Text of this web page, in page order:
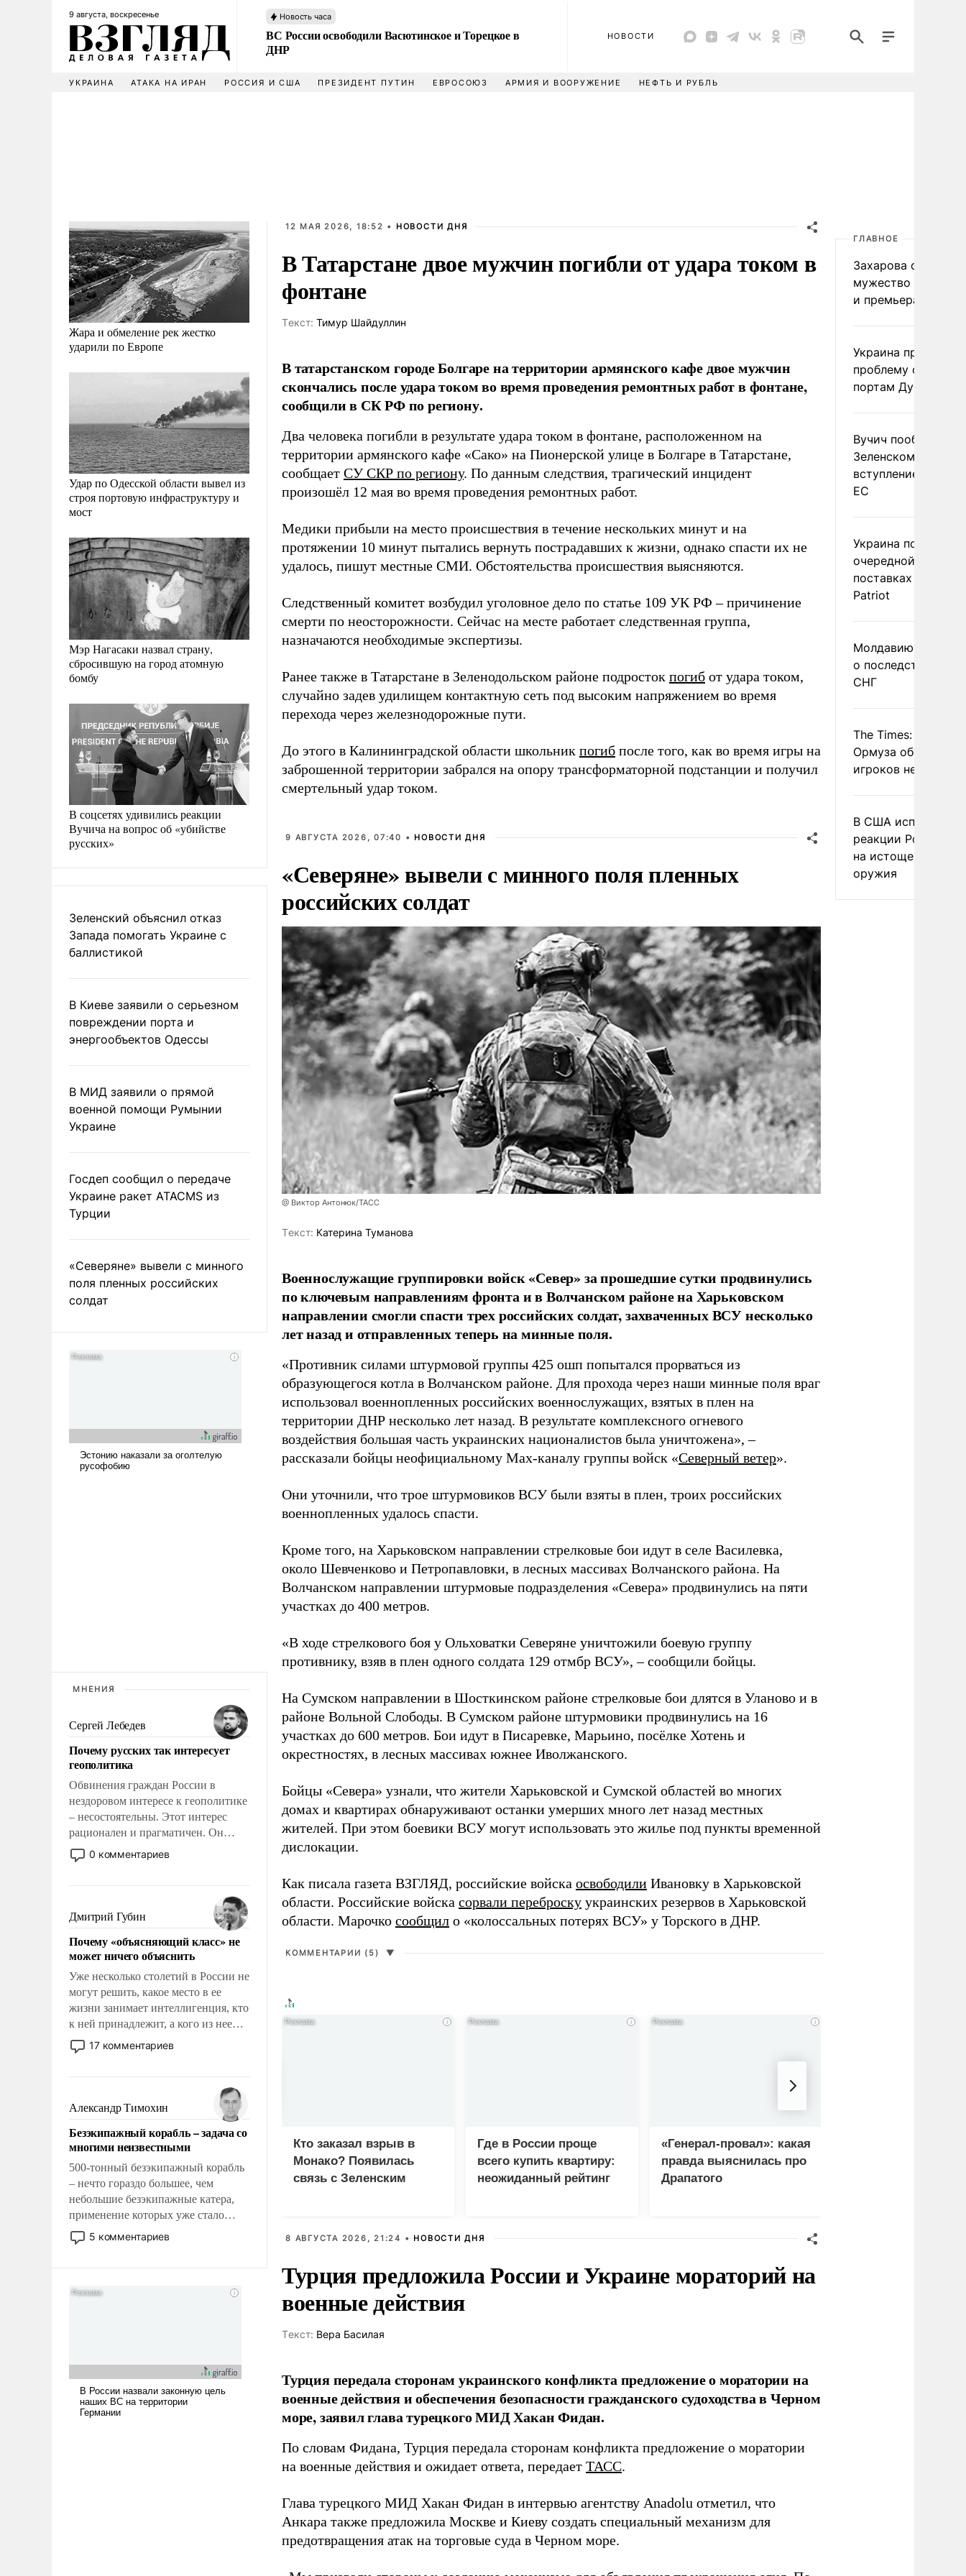
9 августа, воскресенье Новость часа
ВС России освободили Васютинское и Торецкое в
ДНР
НОВОСТИ
УКРАИНА АТАКА НА ИРАН РОССИЯ И США ПРЕЗИДЕНТ ПУТИН ЕВРОСОЮЗ АРМИЯ И ВООРУЖЕНИЕ НЕФТЬ И РУБЛЬ
Жара и обмеление рек жестко
ударили по Европе
Удар по Одесской области вывел из
строя портовую инфраструктуру и
мост
Мэр Нагасаки назвал страну,
сбросившую на город атомную
бомбу
В соцсетях удивились реакции
Вучича на вопрос об «убийстве
русских»
Зеленский объяснил отказ
Запада помогать Украине с
баллистикой
В Киеве заявили о серьезном
повреждении порта и
энергообъектов Одессы
В МИД заявили о прямой
военной помощи Румынии
Украине
Госдеп сообщил о передаче
Украине ракет ATACMS из
Турции
«Северяне» вывели с минного
поля пленных российских
солдат
МНЕНИЯ
Сергей Лебедев
Почему русских так интересует
геополитика
Обвинения граждан России в
нездоровом интересе к геополитике
– несостоятельны. Этот интерес
рационален и прагматичен. Он
обусловлен тысячелетним опытом
выживания в крайне непростых
знанием, что мировая политика
имеет свойство заявляться на порог
нашего дома.
0 комментариев
Дмитрий Губин
Почему «объясняющий класс» не
может ничего объяснить
Уже несколько столетий в России не
могут решить, какое место в ее
жизни занимает интеллигенция, кто
к ней принадлежит, а кого из нее
исключили с правом
восстановления и без оного. И чем
казалось, что эти вопросы решены
раз и навсегда, но – нет, не решены.
17 комментариев
Александр Тимохин
Безэкипажный корабль – задача со
многими неизвестными
500-тонный безэкипажный корабль
– нечто гораздо большее, чем
небольшие безэкипажные катера,
применение которых уже стало
обыденностью. Задача по созданию
такого корабля очень сложна и
наши боевые возможности.
5 комментариев
12 МАЯ 2026, 18:52 • НОВОСТИ ДНЯ
В Татарстане двое мужчин погибли от удара током в
фонтане
Tекст: Тимур Шайдуллин
В татарстанском городе Болгаре на территории армянского кафе двое мужчин
скончались после удара током во время проведения ремонтных работ в фонтане,
сообщили в СК РФ по региону.
Два человека погибли в результате удара током в фонтане, расположенном на
территории армянского кафе «Сако» на Пионерской улице в Болгаре в Татарстане,
сообщает СУ СКР по региону. По данным следствия, трагический инцидент
произошёл 12 мая во время проведения ремонтных работ.
Медики прибыли на место происшествия в течение нескольких минут и на
протяжении 10 минут пытались вернуть пострадавших к жизни, однако спасти их не
удалось, пишут местные СМИ. Обстоятельства происшествия выясняются.
Следственный комитет возбудил уголовное дело по статье 109 УК РФ – причинение
смерти по неосторожности. Сейчас на месте работает следственная группа,
назначаются необходимые экспертизы.
Ранее также в Татарстане в Зеленодольском районе подросток погиб от удара током,
случайно задев удилищем контактную сеть под высоким напряжением во время
перехода через железнодорожные пути.
До этого в Калининградской области школьник погиб после того, как во время игры на
заброшенной территории забрался на опору трансформаторной подстанции и получил
смертельный удар током.
9 АВГУСТА 2026, 07:40 • НОВОСТИ ДНЯ
«Северяне» вывели с минного поля пленных
российских солдат
@ Виктор Антонюк/ТАСС
Tекст: Катерина Туманова
Военнослужащие группировки войск «Север» за прошедшие сутки продвинулись
по ключевым направлениям фронта и в Волчанском районе на Харьковском
направлении смогли спасти трех российских солдат, захваченных ВСУ несколько
лет назад и отправленных теперь на минные поля.
«Противник силами штурмовой группы 425 ошп попытался прорваться из
образующегося котла в Волчанском районе. Для прохода через наши минные поля враг
использовал военнопленных российских военнослужащих, взятых в плен на
территории ДНР несколько лет назад. В результате комплексного огневого
воздействия большая часть украинских националистов была уничтожена», –
рассказали бойцы неофициальному Max-каналу группы войск «Северный ветер».
Они уточнили, что трое штурмовиков ВСУ были взяты в плен, троих российских
военнопленных удалось спасти.
Кроме того, на Харьковском направлении стрелковые бои идут в селе Василевка,
около Шевченково и Петропавловки, в лесных массивах Волчанского района. На
Волчанском направлении штурмовые подразделения «Севера» продвинулись на пяти
участках до 400 метров.
«В ходе стрелкового боя у Ольховатки Северяне уничтожили боевую группу
противнику, взяв в плен одного солдата 129 отмбр ВСУ», – сообщили бойцы.
На Сумском направлении в Шосткинском районе стрелковые бои длятся в Уланово и в
районе Вольной Слободы. В Сумском районе штурмовики продвинулись на 16
участках до 600 метров. Бои идут в Писаревке, Марьино, посёлке Хотень и
окрестностях, в лесных массивах южнее Иволжанского.
Бойцы «Севера» узнали, что жители Харьковской и Сумской областей во многих
домах и квартирах обнаруживают останки умерших много лет назад местных
жителей. При этом боевики ВСУ могут использовать это жилье под пункты временной
дислокации.
Как писала газета ВЗГЛЯД, российские войска освободили Ивановку в Харьковской
области. Российские войска сорвали переброску украинских резервов в Харьковской
области. Марочко сообщил о «колоссальных потерях ВСУ» у Торского в ДНР.
КОММЕНТАРИИ (5) ▼
i
Кто заказал взрыв в
Монако? Появилась
связь с Зеленским
i
Где в России проще
всего купить квартиру:
неожиданный рейтинг
i
«Генерал-провал»: какая
правда выяснилась про
Драпатого
8 АВГУСТА 2026, 21:24 • НОВОСТИ ДНЯ
Турция предложила России и Украине мораторий на
военные действия
Tекст: Вера Басилая
Турция передала сторонам украинского конфликта предложение о моратории на
военные действия и обеспечения безопасности гражданского судоходства в Черном
море, заявил глава турецкого МИД Хакан Фидан.
По словам Фидана, Турция передала сторонам конфликта предложение о моратории
на военные действия и ожидает ответа, передает ТАСС.
Глава турецкого МИД Хакан Фидан в интервью агентству Anadolu отметил, что
Анкара также предложила Москве и Киеву создать специальный механизм для
предотвращения атак на торговые суда в Черном море.
ГЛАВНОЕ
Захарова сравнила
мужество мэра
и премьера Японии
Украина признала
проблему с
портам Дуная
Вучич пообещал
Зеленскому
вступлением
ЕС
Украина получила
очередной отказ в
поставках ракет
Patriot
Молдавию
о последствиях
СНГ
The Times:
Ормуза обогатило
игроков
В США испугались
реакции России и
на истощение
оружия